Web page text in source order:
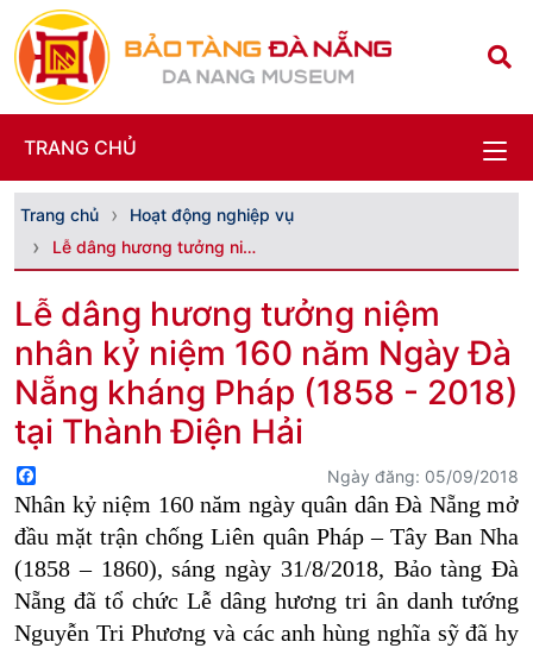
TRANG CHỦ
Trang chủ
Hoạt động nghiệp vụ
Lễ dâng hương tưởng niệm nhân kỷ niệm 160 năm Ngày...
Lễ dâng hương tưởng niệm
nhân kỷ niệm 160 năm Ngày Đà
Nẵng kháng Pháp (1858 - 2018)
tại Thành Điện Hải
Ngày đăng: 05/09/2018
Nhân kỷ niệm 160 năm ngày quân dân Đà Nẵng mở
đầu mặt trận chống Liên quân Pháp – Tây Ban Nha
(1858 – 1860), sáng ngày 31/8/2018, Bảo tàng Đà
Nẵng đã tổ chức Lễ dâng hương tri ân danh tướng
Nguyễn Tri Phương và các anh hùng nghĩa sỹ đã hy